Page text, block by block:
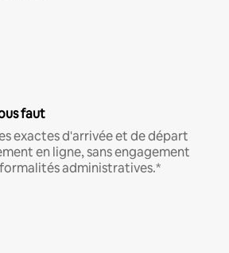
faut
exactes d'arrivée et de départ
en ligne, sans engagement
administratives.*